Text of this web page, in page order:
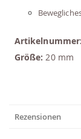
Größe: 20 mm
Rezensionen